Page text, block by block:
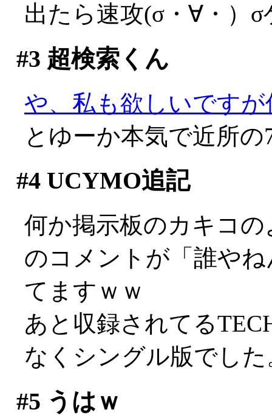
出たら速攻(σ・∀・）
#3 超検索くん
や、私も欲しいですが
とゆーか本気で近所
#4UCYMO追記
何か掲示板のカキコ
のコメントが「誰や
てますｗｗ
あと収録されてる
なくシングル版でし
#5 うはｗ